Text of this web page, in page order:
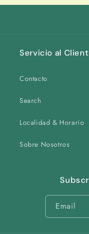
Servicio al
Contacto
Search
Localidad & Horario
Sobre Nosotros
Email